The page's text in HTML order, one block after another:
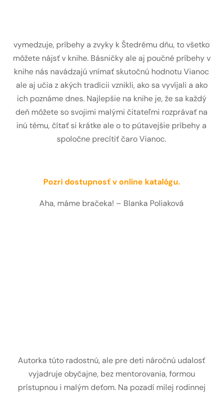
vymedzuje, príbehy a zvyky k Štedrému dňu, to všetko
môžete nájsť v knihe. Básničky ale aj poučné príbehy v
knihe nás navádzajú vnímať skutočnú hodnotu Vianoc
ale aj učia z akých tradícii vznikli, ako sa vyvíjali a ako
ich poznáme dnes. Najlepšie na knihe je, že sa každý
deň môžete so svojimi malými čitateľmi rozprávať na
inú tému, čítať si krátke ale o to pútavejšie príbehy a
spoločne precítiť čaro Vianoc.
Pozri dostupnosť v online katalógu.
Aha, máme bračeka! – Blanka Poliaková
Autorka túto radostnú, ale pre deti náročnú udalosť
vyjadruje obyčajne, bez mentorovania, formou
prístupnou i malým deťom. Na pozadí milej rodinnej